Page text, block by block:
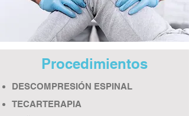
Procedimientos
DESCOMPRESIÓN ESPINAL
TECARTERAPIA